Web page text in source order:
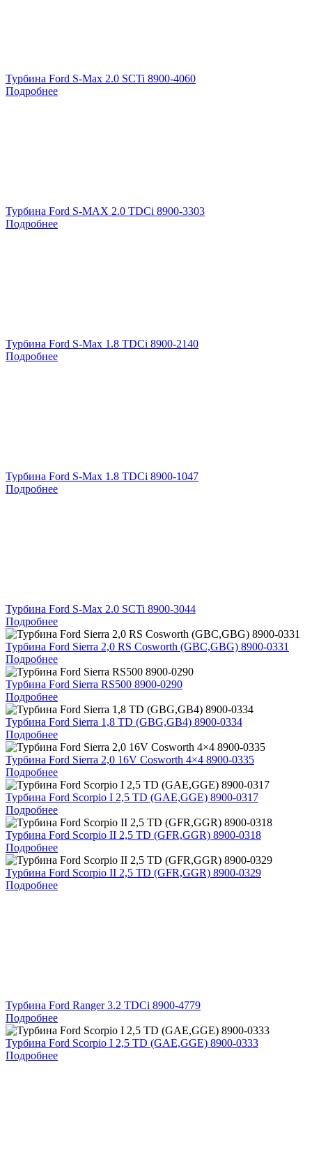
Турбина Ford S-Max 2.0 SCTi 8900-4060
Подробнее
Турбина Ford S-MAX 2.0 TDCi 8900-3303
Подробнее
Турбина Ford S-Max 1.8 TDCi 8900-2140
Подробнее
Турбина Ford S-Max 1.8 TDCi 8900-1047
Подробнее
Турбина Ford S-Max 2.0 SCTi 8900-3044
Подробнее
Турбина Ford Sierra 2,0 RS Cosworth (GBC,GBG) 8900-0331
Подробнее
Турбина Ford Sierra RS500 8900-0290
Подробнее
Турбина Ford Sierra 1,8 TD (GBG,GB4) 8900-0334
Подробнее
Турбина Ford Sierra 2,0 16V Cosworth 4×4 8900-0335
Подробнее
Турбина Ford Scorpio I 2,5 TD (GAE,GGE) 8900-0317
Подробнее
Турбина Ford Scorpio II 2,5 TD (GFR,GGR) 8900-0318
Подробнее
Турбина Ford Scorpio II 2,5 TD (GFR,GGR) 8900-0329
Подробнее
Турбина Ford Ranger 3.2 TDCi 8900-4779
Подробнее
Турбина Ford Scorpio I 2,5 TD (GAE,GGE) 8900-0333
Подробнее